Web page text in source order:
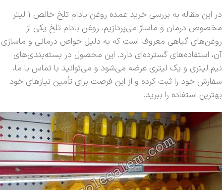
در این مقاله به بررسی خرید عمده روغن بادام تلخ خالص 1 لیتر
مخصوص درمان و ماساژ می‌پردازیم. روغن بادام تلخ یکی از
روغن‌های گیاهی معروف است که به دلیل خواص درمانی و ماساژی
آن، استفاده‌های گسترده‌ای دارد. این محصول در بسته‌بندی‌های
نیم لیتری و یک لیتری عرضه می‌شود و می‌توانید با تماس با ما،
سفارش خود را ثبت کرده و از این فرصت برای تأمین نیازهای خود
بهترین استفاده را ببرید.